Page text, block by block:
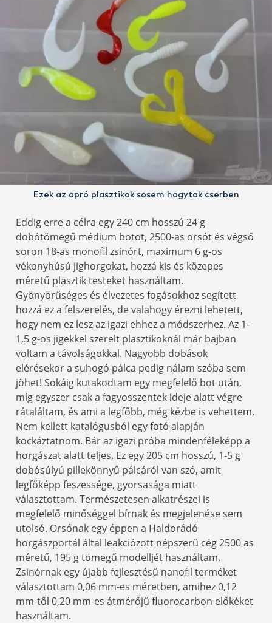
Ezek az apró plasztikok sosem hagytak cserben
Eddig erre a célra egy 240 cm hosszú 24 g
dobótömegű médium botot, 2500-as orsót és végső
soron 18-as monofil zsinórt, maximum 6 g-os
vékonyhúsú jighorgokat, hozzá kis és közepes
méretű plasztik testeket használtam.
Gyönyörűséges és élvezetes fogásokhoz segített
hozzá ez a felszerelés, de valahogy érezni lehetett,
hogy nem ez lesz az igazi ehhez a módszerhez. Az 1-
1,5 g-os jigekkel szerelt plasztikoknál már bajban
voltam a távolságokkal. Nagyobb dobások
elérésekor a suhogó pálca pedig nálam szóba sem
jöhet! Sokáig kutakodtam egy megfelelő bot után,
míg egyszer csak a fagyosszentek ideje alatt végre
rátaláltam, és ami a legfőbb, még kézbe is vehettem.
Nem kellett katalógusból egy fotó alapján
kockáztatnom. Bár az igazi próba mindenféleképp a
horgászat alatt teljes. Ez egy 205 cm hosszú, 1-5 g
dobósúlyú pillekönnyű pálcáról van szó, amit
legfőképp feszessége, gyorsasága miatt
választottam. Természetesen alkatrészei is
megfelelő minőséggel bírnak és megjelenése sem
utolsó. Orsónak egy éppen a Haldorádó
horgászportál által leakciózott népszerű cég 2500 as
méretű, 195 g tömegű modelljét használtam.
Zsinórnak egy újabb fejlesztésű nanofil terméket
választottam 0,06 mm-es méretben, amihez 0,12
mm-től 0,20 mm-es átmérőjű fluorocarbon előkéket
használtam.